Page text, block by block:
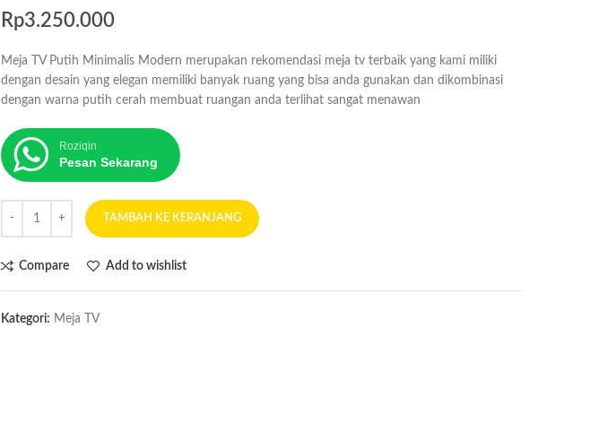
Rp3.250.000
Meja TV Putih Minimalis Modern merupakan rekomendasi meja tv terbaik yang kami miliki
dengan desain yang elegan memiliki banyak ruang yang bisa anda gunakan dan dikombinasi
dengan warna putih cerah membuat ruangan anda terlihat sangat menawan
Roziqin
Pesan Sekarang
TAMBAH KE KERANJANG
Compare Add to wishlist
Kategori: Meja TV